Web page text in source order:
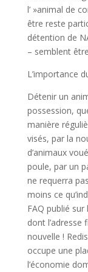
l’ »animal de
être reste
détention de
– semblent
L’importance
Détenir un
possession,
manière
visés, par la
d’animaux
poule, par un
ne requerra
moins ce
FAQ publié
dont l’adresse
nouvelle !
occupe une
l’économie